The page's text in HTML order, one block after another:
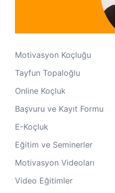
Motivasyon Koçluğu
Tayfun Topaloğlu
Online Koçluk
Başvuru ve Kayıt Formu
E-Koçluk
Eğitim ve Seminerler
Motivasyon Videoları
Video Eğitimler